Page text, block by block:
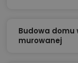
Budowa domu
murowanej